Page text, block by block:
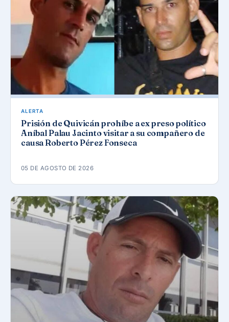
ALERTA
Prisión de Quivicán prohíbe a ex preso político
Aníbal Palau Jacinto visitar a su compañero de
causa Roberto Pérez Fonseca
05 DE AGOSTO DE 2026